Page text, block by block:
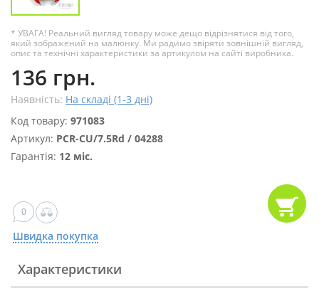
* УВАГА! Реальний вигляд товару може дещо відрізнятися від того,
який зображений на малюнку. Ми радимо звіряти зовнішній вигляд,
опис та технічні характеристики за артикулом на сайті виробника.
136 грн.
Наявність: На складі (1-3 дні)
Код товару: 971083
Артикул: PCR-CU/7.5Rd / 04288
Гарантія: 12 міс.
0
Швидка покупка
Характеристики